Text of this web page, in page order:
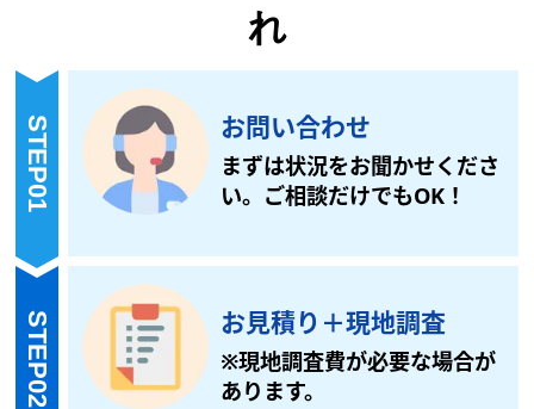
れ
STEP01 お問い合わせ
まずは状況をお聞かせくださ
い。ご相談だけでもOK！
STEP02 お見積り ＋現地調査
※現地調査費が必要な場合が
あります。